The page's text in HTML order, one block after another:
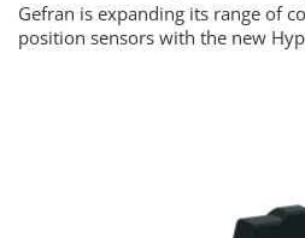
Gefran is expanding its range of
position sensors with the new